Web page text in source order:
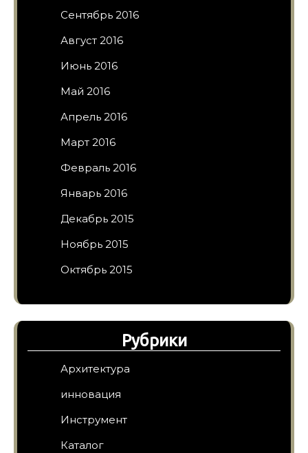
Сентябрь 2016
Август 2016
Июнь 2016
Май 2016
Апрель 2016
Март 2016
Февраль 2016
Январь 2016
Декабрь 2015
Ноябрь 2015
Октябрь 2015
Рубрики
Архитектура
инновация
Инструмент
Каталог